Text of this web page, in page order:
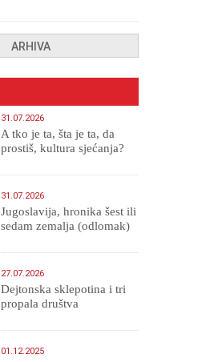
ARHIVA
31.07.2026
A tko je ta, šta je ta, da
prostiš, kultura sjećanja?
31.07.2026
Jugoslavija, hronika šest ili
sedam zemalja (odlomak)
27.07.2026
Dejtonska sklepotina i tri
propala društva
01.12.2025